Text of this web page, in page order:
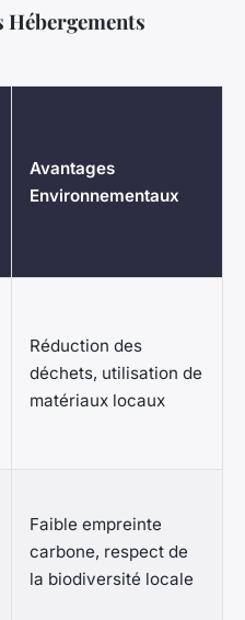
Avantages
Environnementaux
Réduction des
déchets, utilisation de
matériaux locaux
Faible empreinte
carbone, respect de
la biodiversité locale